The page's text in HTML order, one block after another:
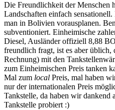
Die Freundlichkeit der Menschen
Landschaften einfach
man in Bolivien vorausplanen.
subventioniert. Einheimische
Diesel, Ausländer offiziell 8,88
freundlich fragt, ist es aber üblich,
Rechnung) mit den
zum Einheimischen Preis tanken
Mal zum local Preis, mal haben
nur der internationalen Preis
Tankstelle, da haben wir dankend
Tankstelle probiert :)